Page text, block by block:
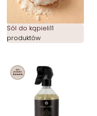
Sól do kąpieli11
produktów